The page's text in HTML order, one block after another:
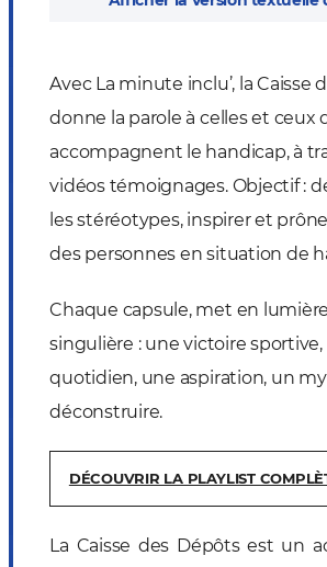
Avec La minute inclu’, la Caisse
donne la parole à celles et ceux
accompagnent le handicap, à
vidéos témoignages. Objectif :
les stéréotypes, inspirer et
des personnes en situation de
Chaque capsule, met en
singulière : une victoire
quotidien, une aspiration, un
déconstruire.
DÉCOUVRIR LA PLAYLIST
La Caisse des Dépôts est un